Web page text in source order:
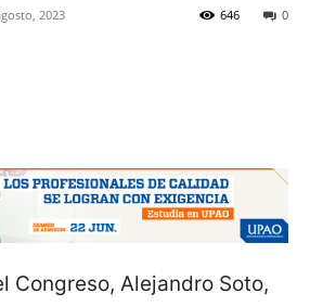
2023 0
646
Congreso, Alejandro Soto,